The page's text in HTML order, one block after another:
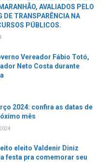
AVALIADOS PELO
DE TRANSPARÊNCIA NA
PÚBLICOS.
Vereador Fábio Totó,
Neto Costa durante
2024: confira as datas de
mês
eleito Valdenir Diniz
festa pra comemorar seu